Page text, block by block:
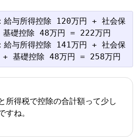
給与所得控除 120万円 + 社会保
礎控除 48万円 = 222万円
給与所得控除 141万円 + 社会保
所得税で控除の合計額って少し
すね。